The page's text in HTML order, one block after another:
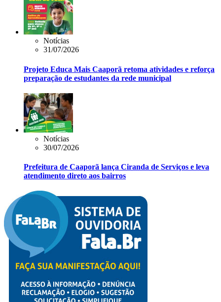
Notícias
31/07/2026
Projeto Educa Mais Caaporã retoma atividades e reforça
preparação de estudantes da rede municipal
Notícias
30/07/2026
Prefeitura de Caaporã lança Ciranda de Serviços e leva
atendimento direto aos bairros